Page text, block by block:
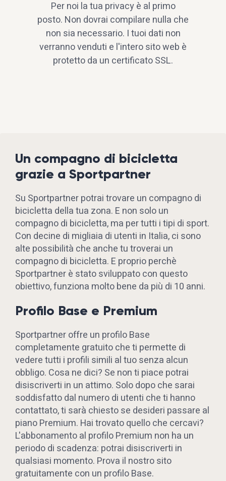
Per noi la tua privacy è al primo
posto. Non dovrai compilare nulla che
non sia necessario. I tuoi dati non
verranno venduti e l'intero sito web è
protetto da un certificato SSL.
Un compagno di bicicletta
grazie a Sportpartner
Su Sportpartner potrai trovare un compagno di
bicicletta della tua zona. E non solo un
compagno di bicicletta, ma per tutti i tipi di sport.
Con decine di migliaia di utenti in Italia, ci sono
alte possibilità che anche tu troverai un
compagno di bicicletta. E proprio perchè
Sportpartner è stato sviluppato con questo
obiettivo, funziona molto bene da più di 10 anni.
Profilo Base e Premium
Sportpartner offre un profilo Base
completamente gratuito che ti permette di
vedere tutti i profili simili al tuo senza alcun
obbligo. Cosa ne dici? Se non ti piace potrai
disiscriverti in un attimo. Solo dopo che sarai
soddisfatto dal numero di utenti che ti hanno
contattato, ti sarà chiesto se desideri passare al
piano Premium. Hai trovato quello che cercavi?
L'abbonamento al profilo Premium non ha un
periodo di scadenza: potrai disiscriverti in
qualsiasi momento. Prova il nostro sito
gratuitamente con un profilo Base.